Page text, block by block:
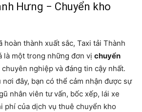
Hưng − Chuyển kho
hoàn thành xuất sắc, Taxi tải Thành
là một trong những đơn vị chuyển
chuyên nghiệp và đáng tin cậy nhất.
đây, bạn có thể cảm nhận được sự
nhân viên tư vấn, bốc xếp, lái xe
phí của dịch vụ thuê chuyển kho